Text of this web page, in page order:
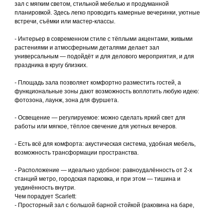
зал с мягким светом, стильной мебелью и продуманной
планировкой. Здесь легко проводить камерные вечеринки, уютные
встречи, съёмки или мастер-классы.
- Интерьер в современном стиле с тёплыми акцентами, живыми
растениями и атмосферными деталями делает зал
универсальным — подойдёт и для делового мероприятия, и для
праздника в кругу близких.
- Площадь зала позволяет комфортно разместить гостей, а
функциональные зоны дают возможность воплотить любую идею:
фотозона, лаунж, зона для фуршета.
- Освещение — регулируемое: можно сделать яркий свет для
работы или мягкое, тёплое свечение для уютных вечеров.
- Есть всё для комфорта: акустическая система, удобная мебель,
возможность трансформации пространства.
- Расположение — идеально удобное: равноудалённость от 2-х
станций метро, городская парковка, и при этом — тишина и
уединённость внутри.
Чем порадует Scarlett:
- Просторный зал с большой барной стойкой (раковина на баре,